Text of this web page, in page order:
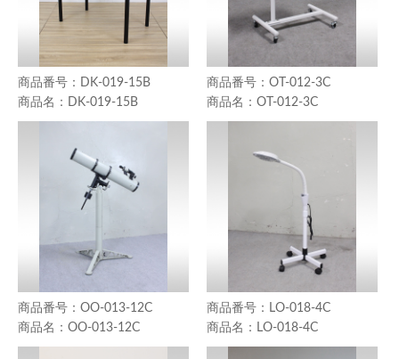
DK-019-15B
DK-019-15B
OT-012-3C
OT-012-3C
OO-013-12C
OO-013-12C
LO-018-4C
LO-018-4C